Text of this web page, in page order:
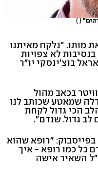
( )
מותו. "נלקח מאיתנו
לא צפויות
בוצ'ינסקי יו"ר
בכאב מהול
שמאטע שכותב לנו
הכי גדול לקחת
לב גדול. שנדם".
בפייסבוק: "רופא שהוא
כל כמו רופא - איך
השאיר אישה